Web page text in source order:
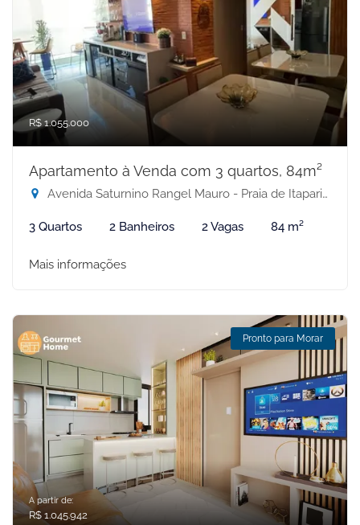
R$ 1.055.000
Apartamento à Venda com 3 quartos, 84m²
Avenida Saturnino Rangel Mauro - Praia de Itaparica, Vila Velha-ES
3 Quartos 2 Banheiros 2 Vagas 84 m²
Mais informações
Pronto para Morar
A partir de:
R$ 1.045.942